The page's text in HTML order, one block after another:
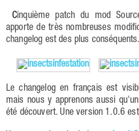
Cinquième patch du mod
apporte de très nombreuses
changelog est des plus conséquents.
Le changelog en français est
mais nous y apprenons aussi
été découvert. Une version 1.0.6